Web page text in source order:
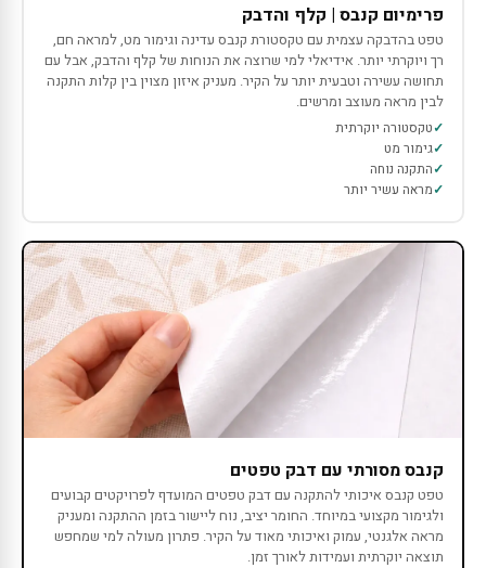
פרימיום קנבס | קלף והדבק
טפט בהדבקה עצמית עם טקסטורת קנבס עדינה וגימור מט, למראה חם,
רך ויוקרתי יותר. אידיאלי למי שרוצה את הנוחות של קלף והדבק, אבל עם
תחושה עשירה וטבעית יותר על הקיר. מעניק איזון מצוין בין קלות התקנה
לבין מראה מעוצב ומרשים.
טקסטורה יוקרתית
גימור מט
התקנה נוחה
מראה עשיר יותר
קנבס מסורתי עם דבק טפטים
טפט קנבס איכותי להתקנה עם דבק טפטים המועדף לפרויקטים קבועים
ולגימור מקצועי במיוחד. החומר יציב, נוח ליישור בזמן ההתקנה ומעניק
מראה אלגנטי, עמוק ואיכותי מאוד על הקיר. פתרון מעולה למי שמחפש
תוצאה יוקרתית ועמידות לאורך זמן.